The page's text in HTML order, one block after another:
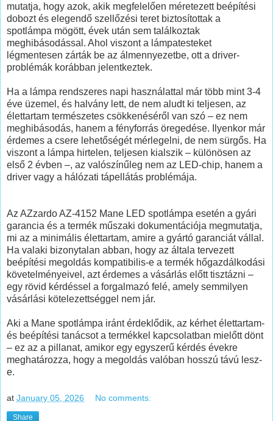
mutatja, hogy azok, akik megfelelően méretezett beépítési
dobozt és elegendő szellőzési teret biztosítottak a
spotlámpa mögött, évek után sem találkoztak
meghibásodással. Ahol viszont a lámpatesteket
légmentesen zárták be az álmennyezetbe, ott a driver-
problémák korábban jelentkeztek.
Ha a lámpa rendszeres napi használattal már több mint 3-4
éve üzemel, és halvány lett, de nem aludt ki teljesen, az
élettartam természetes csökkenéséről van szó – ez nem
meghibásodás, hanem a fényforrás öregedése. Ilyenkor már
érdemes a csere lehetőségét mérlegelni, de nem sürgős. Ha
viszont a lámpa hirtelen, teljesen kialszik – különösen az
első 2 évben –, az valószínűleg nem az LED-chip, hanem a
driver vagy a hálózati tápellátás problémája.
Az AZzardo AZ-4152 Mane LED spotlámpa esetén a gyári
garancia és a termék műszaki dokumentációja megmutatja,
mi az a minimális élettartam, amire a gyártó garanciát vállal.
Ha valaki bizonytalan abban, hogy az általa tervezett
beépítési megoldás kompatibilis-e a termék hőgazdálkodási
követelményeivel, azt érdemes a vásárlás előtt tisztázni –
egy rövid kérdéssel a forgalmazó felé, amely semmilyen
vásárlási kötelezettséggel nem jár.
Aki a Mane spotlámpa iránt érdeklődik, az kérhet élettartam-
és beépítési tanácsot a termékkel kapcsolatban mielőtt dönt
– ez az a pillanat, amikor egy egyszerű kérdés évekre
meghatározza, hogy a megoldás valóban hosszú távú lesz-
e.
at January 05, 2026 No comments:
Share